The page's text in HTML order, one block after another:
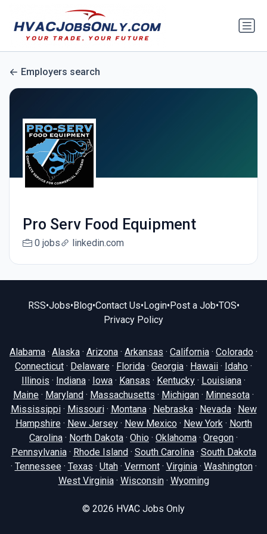
Employers search
Pro Serv Food Equipment
0 jobs linkedin.com
RSS•Jobs•Blog•Contact Us•Login•Post a Job•TOS•
Privacy Policy
Alabama · Alaska · Arizona · Arkansas · California · Colorado ·
Connecticut · Delaware · Florida · Georgia · Hawaii · Idaho ·
Illinois · Indiana · Iowa · Kansas · Kentucky · Louisiana ·
Maine · Maryland · Massachusetts · Michigan · Minnesota ·
Mississippi· Missouri· Montana· Nebraska· Nevada· New
Hampshire· New Jersey· New Mexico· New York· North
Carolina · North Dakota · Ohio · Oklahoma · Oregon ·
Pennsylvania· Rhode Island · South Carolina· South Dakota
· Tennessee· Texas · Utah· Vermont· Virginia· Washington·
West Virginia· Wisconsin· Wyoming
© 2026 HVAC Jobs Only